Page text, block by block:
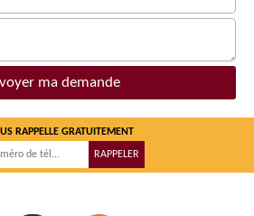
RAPPELLE GRATUITEMENT